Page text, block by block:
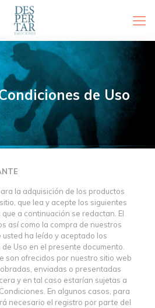
de Uso
la adquisición de los productos
que lea y acepte los siguientes
a continuación se redactan. El
así como la compra de nuestros
ha leído y aceptado los
Uso en el presente documento.
son ofrecidos por nuestro sitio web
enviadas o presentadas
y en tal caso estarían sujetas a
En algunos casos, para
necesario el registro por parte del